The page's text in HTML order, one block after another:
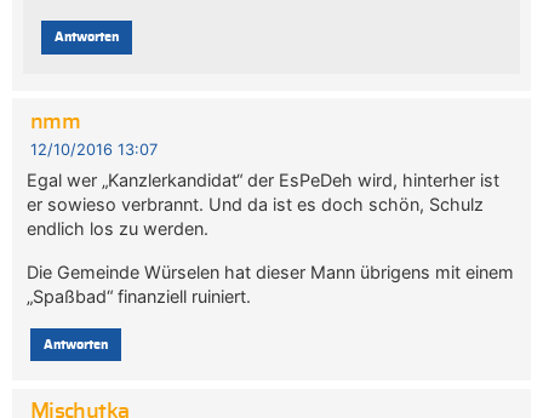
Antworten
nmm
12/10/2016 13:07
Egal wer „Kanzlerkandidat“ der EsPeDeh wird, hinterher ist
er sowieso verbrannt. Und da ist es doch schön, Schulz
endlich los zu werden.
Die Gemeinde Würselen hat dieser Mann übrigens mit einem
„Spaßbad“ finanziell ruiniert.
Antworten
Mischutka